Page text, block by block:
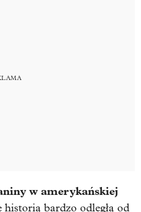
w amerykańskiej
historią bardzo odległą od